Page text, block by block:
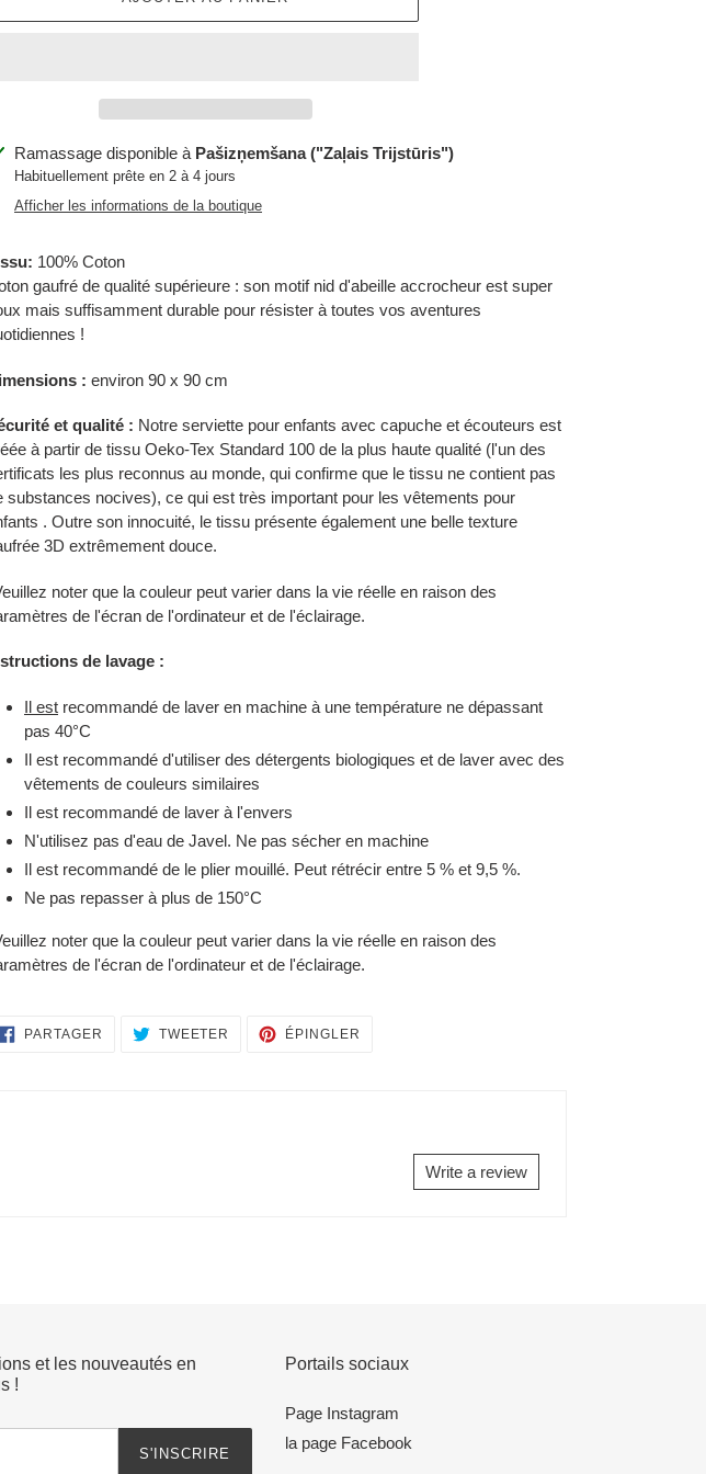
Ramassage disponible à Pašizņemšana ("Zaļais Trijstūris")
Habituellement prête en 2 à 4 jours
Afficher les informations de la boutique
100% Coton
gaufré de qualité supérieure : son motif nid d'abeille accrocheur est super
mais suffisamment durable pour résister à toutes vos aventures
!
: environ 90 x 90 cm
et qualité : Notre serviette pour enfants avec capuche et écouteurs est
à partir de tissu Oeko-Tex Standard 100 de la plus haute qualité (l'un des
les plus reconnus au monde, qui confirme que le tissu ne contient pas
substances nocives), ce qui est très important pour les vêtements pour
. Outre son innocuité, le tissu présente également une belle texture
3D extrêmement douce.
noter que la couleur peut varier dans la vie réelle en raison des
de l'écran de l'ordinateur et de l'éclairage.
de lavage :
Il est recommandé de laver en machine à une température ne dépassant
pas 40°C
Il est recommandé d'utiliser des détergents biologiques et de laver avec des
vêtements de couleurs similaires
Il est recommandé de laver à l'envers
N'utilisez pas d'eau de Javel. Ne pas sécher en machine
Il est recommandé de le plier mouillé. Peut rétrécir entre 5 % et 9,5 %.
Ne pas repasser à plus de 150°C
noter que la couleur peut varier dans la vie réelle en raison des
de l'écran de l'ordinateur et de l'éclairage.
PARTAGER PARTAGER
SUR
TWEETER TWEETER
SUR
ÉPINGLER
Write a review
et les nouveautés en
!
S'INSCRIRE
Portails sociaux
Page Instagram
la page Facebook